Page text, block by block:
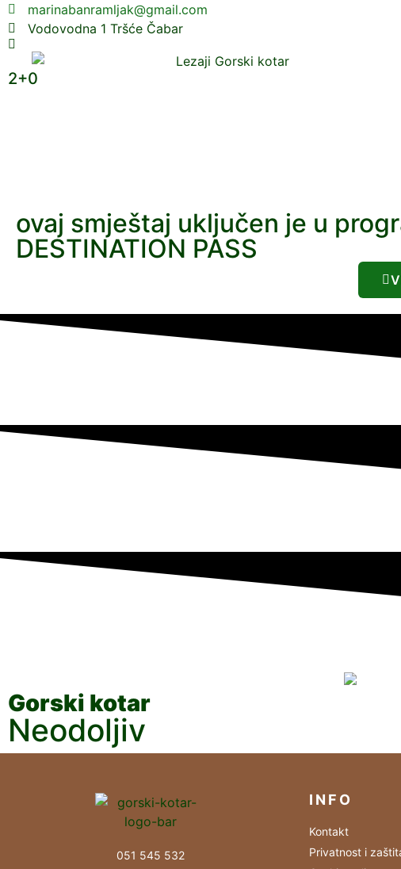
marinabanramljak@gmail.com
Vodovodna 1 Tršće Čabar
2+0
ovaj smještaj uključen je u
DESTINATION PASS
Gorski kotar
Neodoljiv
051 545 532
INFO
Kontakt
Privatnost i